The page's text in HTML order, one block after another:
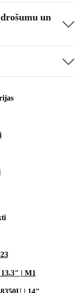
un
| M1
| 14"